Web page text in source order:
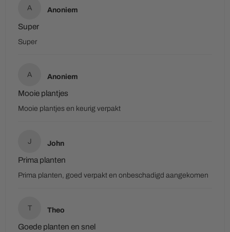
A Anoniem
Super
Super
A Anoniem
Mooie plantjes
Mooie plantjes en keurig verpakt
J John
Prima planten
Prima planten, goed verpakt en onbeschadigd aangekomen
T Theo
Goede planten en snel